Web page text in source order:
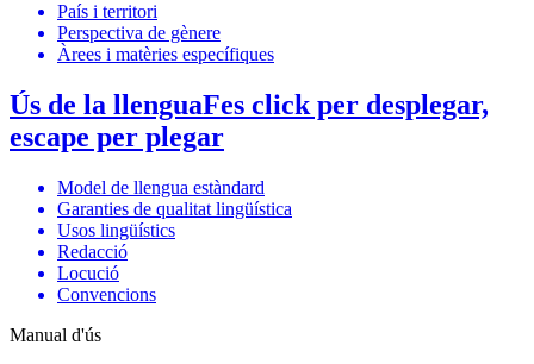
País i territori
Perspectiva de gènere
Àrees i matèries específiques
Ús de la llenguaFes click per desplegar,
escape per plegar
Model de llengua estàndard
Garanties de qualitat lingüística
Usos lingüístics
Redacció
Locució
Convencions
Manual d'ús